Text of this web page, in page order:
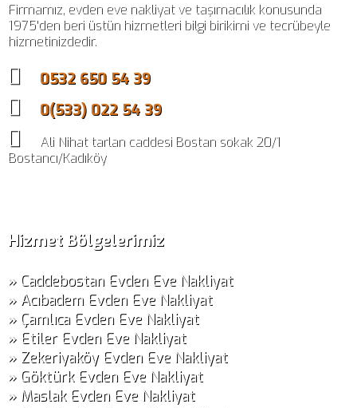
Firmamız, evden eve nakliyat ve taşımacılık konusunda
1975'den beri üstün hizmetleri bilgi birikimi ve tecrübeyle
hizmetinizdedir.
0532 650 54 39
0(533) 022 54 39
Ali Nihat tarlan caddesi Bostan sokak 20/1
Bostancı/Kadıköy
Hizmet Bölgelerimiz
» Caddebostan Evden Eve Nakliyat
» Acıbadem Evden Eve Nakliyat
» Çamlıca Evden Eve Nakliyat
» Etiler Evden Eve Nakliyat
» Zekeriyaköy Evden Eve Nakliyat
» Göktürk Evden Eve Nakliyat
» Maslak Evden Eve Nakliyat